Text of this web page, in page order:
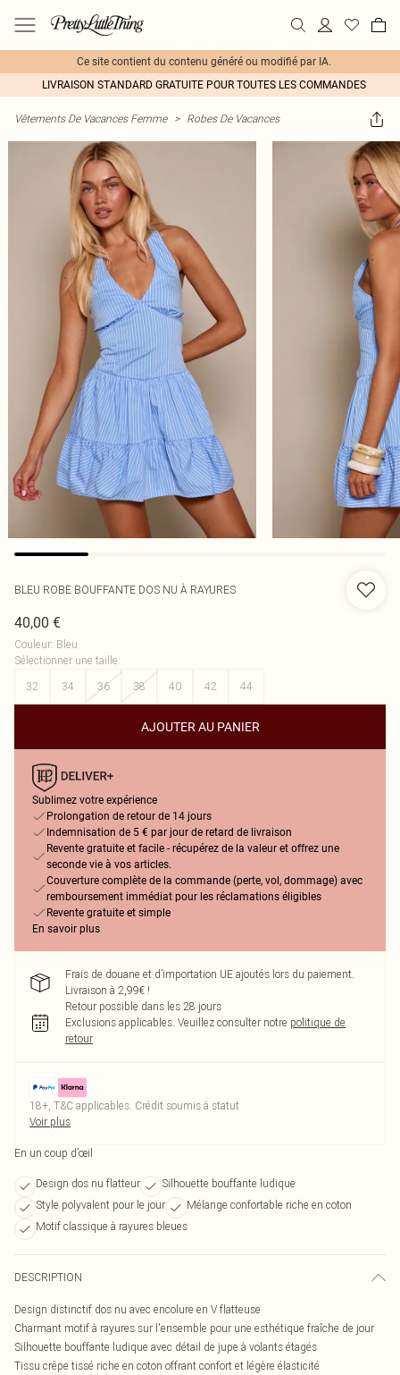
Ce site contient du contenu généré ou modifié par IA.
LIVRAISON STANDARD GRATUITE POUR TOUTES LES COMMANDES
Vêtements De Vacances Femme > Robes De Vacances
BLEU ROBE BOUFFANTE DOS NU À RAYURES
40,00 €
Couleur: Bleu
Sélectionner une taille:
32
34 36 38 40 42 44
AJOUTER AU PANIER
Sublimez votre expérience
Prolongation de retour de 14 jours
Indemnisation de 5 € par jour de retard de livraison
Revente gratuite et facile - récupérez de la valeur et offrez une
seconde vie à vos articles.
Couverture complète de la commande (perte, vol, dommage) avec
remboursement immédiat pour les réclamations éligibles
Revente gratuite et simple
En savoir plus
Frais de douane et d’importation UE ajoutés lors du paiement.
Livraison à 2,99€ !
Retour possible dans les 28 jours
Exclusions applicables. Veuillez consulter notre politique de
retour
18+, T&C applicables. Crédit soumis à statut
Voir plus
En un coup d’œil
Design dos nu flatteur
Silhouette bouffante ludique
Style polyvalent pour le jour
Mélange confortable riche en coton
Motif classique à rayures bleues
DESCRIPTION
Design distinctif dos nu avec encolure en V flatteuse
Charmant motif à rayures sur l'ensemble pour une esthétique fraîche de jour
Silhouette bouffante ludique avec détail de jupe à volants étagés
Tissu crêpe tissé riche en coton offrant confort et légère élasticité